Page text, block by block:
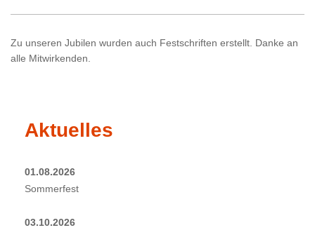
Zu unseren Jubilen wurden auch Festschriften erstellt. Danke an
alle Mitwirkenden.
Aktuelles
01.08.2026
Sommerfest
03.10.2026